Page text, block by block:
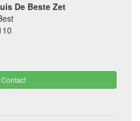
De Beste Zet
Contact